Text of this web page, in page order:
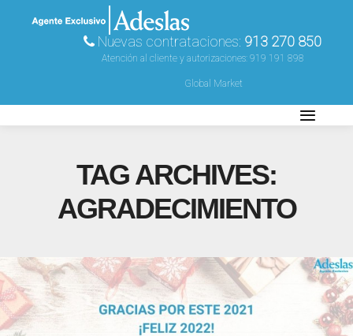
Nuevas contrataciones: 913 270 850
Atención al cliente y autorizaciones: 919 191 898
Global Market
TAG ARCHIVES:
AGRADECIMIENTO